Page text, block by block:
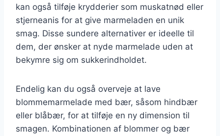
kan også tilføje krydderier som muskatnød eller
stjerneanis for at give marmeladen en unik
smag. Disse sundere alternativer er ideelle til
dem, der ønsker at nyde marmelade uden at
bekymre sig om sukkerindholdet.
Endelig kan du også overveje at lave
blommemarmelade med bær, såsom hindbær
eller blåbær, for at tilføje en ny dimension til
smagen. Kombinationen af blommer og bær